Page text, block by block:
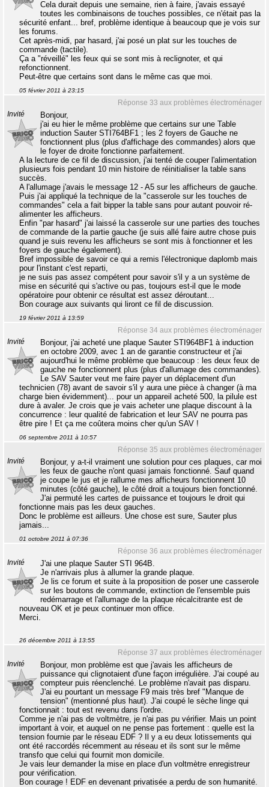
Cela durait depuis une semaine, rien à faire, j'avais essayé
toutes les combinaisons de touches possibles, ce n'était pas la
sécurité enfant... bref, problème identique à beaucoup que je vois sur
les forums.
Cet après-midi, par hasard, j'ai posé un plat sur les touches de
commande (tactile).
Ça a "réveillé" les feux qui se sont mis à reclignoter, et qui
refonctionnent.
Peut-être que certains sont dans le même cas que moi.
05 février 2011 à 23:15
Réponse 33 aux problèmes électroménager
Invité
Bonjour,
j'ai eu hier le même problème que certains sur une Table
induction Sauter STI764BF1 ; les 2 foyers de Gauche ne
fonctionnent plus (plus d'affichage des commandes) alors que
le foyer de droite fonctionne parfaitement.
A la lecture de ce fil de discussion, j'ai tenté de couper l'alimentation
plusieurs fois pendant 10 min histoire de réinitialiser la table sans
succès.
A l'allumage j'avais le message 12 - A5 sur les afficheurs de gauche.
Puis j'ai appliqué la technique de la "casserole sur les touches de
commandes" cela a fait bipper la table sans pour autant pouvoir ré-
alimenter les afficheurs.
Enfin "par hasard" j'ai laissé la casserole sur une parties des touches
de commande de la partie gauche (je suis allé faire autre chose puis
quand je suis revenu les afficheurs se sont mis à fonctionner et les
foyers de gauche également).
Bref impossible de savoir ce qui a remis l'électronique daplomb mais
pour l'instant c'est reparti,
je ne suis pas assez compétent pour savoir s'il y a un système de
mise en sécurité qui s'active ou pas, toujours est-il que le mode
opératoire pour obtenir ce résultat est assez déroutant...
Bon courage aux suivants qui liront ce fil de discussion.
19 février 2011 à 13:59
Réponse 34 aux problèmes électroménager
Invité
Bonjour, j'ai acheté une plaque Sauter STI964BF1 à induction
en octobre 2009, avec 1 an de garantie constructeur et j'ai
aujourd'hui le même problème que beaucoup : les deux feux de
gauche ne fonctionnent plus (plus d'allumage des commandes).
Le SAV Sauter veut me faire payer un déplacement d'un
technicien (78) avant de savoir s'il y aura une pièce à changer (à ma
charge bien évidemment)... pour un appareil acheté 500, la pilule est
dure à avaler. Je crois que je vais acheter une plaque discount à la
concurrence : leur qualité de fabrication et leur SAV ne pourra pas
être pire ! Et ça me coûtera moins cher qu'un SAV !
06 septembre 2011 à 10:57
Réponse 35 aux problèmes électroménager
Invité
Bonjour, y a-t-il vraiment une solution pour ces plaques, car moi
les feux de gauche n'ont quasi jamais fonctionné. Sauf quand
je coupe le jus et je rallume mes afficheurs fonctionnent 10
minutes (côté gauche), le côté droit a toujours bien fonctionné.
J'ai permuté les cartes de puissance et toujours le droit qui
fonctionne mais pas les deux gauches.
Donc le problème est ailleurs. Une chose est sure, Sauter plus
jamais...
01 octobre 2011 à 07:36
Réponse 36 aux problèmes électroménager
Invité
J'ai une plaque Sauter STI 964B.
Je n'arrivais plus à allumer la grande plaque.
Je lis ce forum et suite à la proposition de poser une casserole
sur les boutons de commande, extinction de l'ensemble puis
redémarrage et l'allumage de la plaque récalcitrante est de
nouveau OK et je peux continuer mon office.
Merci.
26 décembre 2011 à 13:55
Réponse 37 aux problèmes électroménager
Invité
Bonjour, mon problème est que j'avais les afficheurs de
puissance qui clignotaient d'une façon irrégulière. J'ai coupé au
compteur puis réenclenché. Le problème n'avait pas disparu.
J'ai eu pourtant un message F9 mais très bref "Manque de
tension" (mentionné plus haut). J'ai coupé le sèche linge qui
fonctionnait : tout est revenu dans l'ordre.
Comme je n'ai pas de voltmètre, je n'ai pas pu vérifier. Mais un point
important à voir, et auquel on ne pense pas fortement : quelle est la
tension fournie par le réseau EDF ? Il y a eu deux lotissements qui
ont été raccordés récemment au réseau et ils sont sur le même
transfo que celui qui fournit mon domicile.
Je vais leur demander la mise en place d'un voltmètre enregistreur
pour vérification.
Bon courage ! EDF en devenant privatisée a perdu de son humanité.